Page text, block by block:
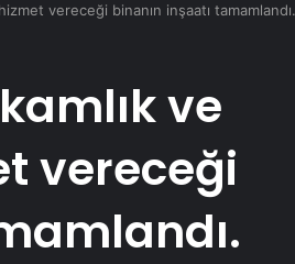
vereceği binanın inşaatı tamamlandı.
ve
vereceği